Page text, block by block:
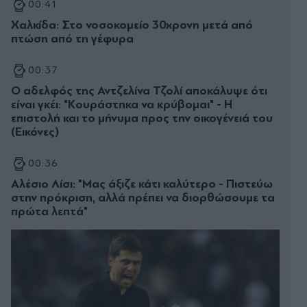
00:41
Χαλκίδα: Στο νοσοκομείο 30χρονη μετά από
πτώση από τη γέφυρα
00:37
Ο αδελφός της Αντζελίνα Τζολί αποκάλυψε ότι
είναι γκέι: "Κουράστηκα να κρύβομαι" - Η
επιστολή και το μήνυμα προς την οικογένειά του
(Εικόνες)
00:36
Αλέσιο Λίσι: "Μας άξιζε κάτι καλύτερο - Πιστεύω
στην πρόκριση, αλλά πρέπει να διορθώσουμε τα
πρώτα λεπτά"